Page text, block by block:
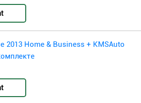
2013 Home & Business + KMSAuto